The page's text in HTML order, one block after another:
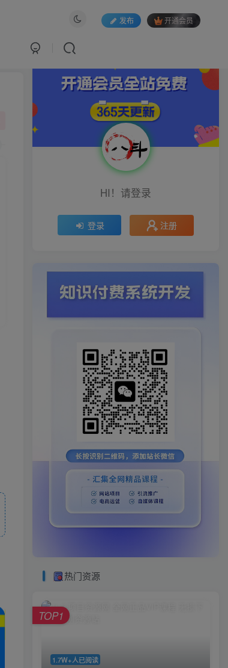
发布 开通会员
HI！请登录
登录 注册
热门资源
1.7W+人已阅读
TOP1